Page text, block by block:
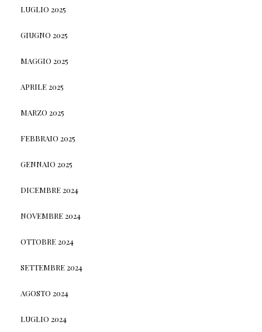
LUGLIO 2025
GIUGNO 2025
MAGGIO 2025
APRILE 2025
MARZO 2025
FEBBRAIO 2025
GENNAIO 2025
DICEMBRE 2024
NOVEMBRE 2024
OTTOBRE 2024
SETTEMBRE 2024
AGOSTO 2024
LUGLIO 2024